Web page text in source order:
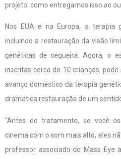
projeto: como entregamos isso ao
Nos EUA e na Europa, a terapia
incluindo a restauração da visão
genéticas de cegueira. Agora, o
inscritas cerca de 10 crianças,
avanço doméstico da terapia
dramática restauração de um
“Antes do tratamento, se você
cinema com o som mais alto, eles
professor associado do Mass Eye